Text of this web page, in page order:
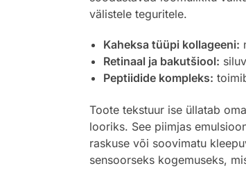
välistele teguritele.
Kaheksa tüüpi kollageeni:
Retinaal ja bakutšiool:
Peptiidide kompleks:
Toote tekstuur ise üllatab
looriks. See piimjas
raskuse või soovimatu
sensoorseks kogemuseks,